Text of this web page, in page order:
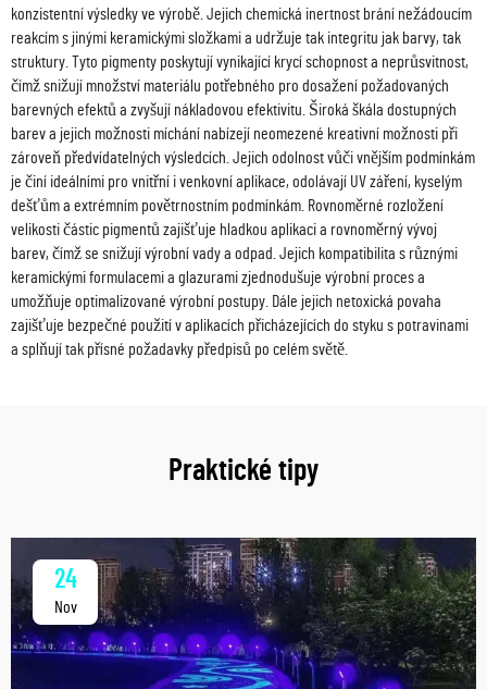
konzistentní výsledky ve výrobě. Jejich chemická inertnost brání nežádoucím
reakcím s jinými keramickými složkami a udržuje tak integritu jak barvy, tak
struktury. Tyto pigmenty poskytují vynikající krycí schopnost a neprůsvitnost,
čímž snižují množství materiálu potřebného pro dosažení požadovaných
barevných efektů a zvyšují nákladovou efektivitu. Široká škála dostupných
barev a jejich možnosti míchání nabízejí neomezené kreativní možnosti při
zároveň předvídatelných výsledcích. Jejich odolnost vůči vnějším podmínkám
je činí ideálními pro vnitřní i venkovní aplikace, odolávají UV záření, kyselým
dešťům a extrémním povětrnostním podmínkám. Rovnoměrné rozložení
velikosti částic pigmentů zajišťuje hladkou aplikaci a rovnoměrný vývoj
barev, čímž se snižují výrobní vady a odpad. Jejich kompatibilita s různými
keramickými formulacemi a glazurami zjednodušuje výrobní proces a
umožňuje optimalizované výrobní postupy. Dále jejich netoxická povaha
zajišťuje bezpečné použití v aplikacích přicházejících do styku s potravinami
a splňují tak přísné požadavky předpisů po celém světě.
Praktické tipy
24
Nov